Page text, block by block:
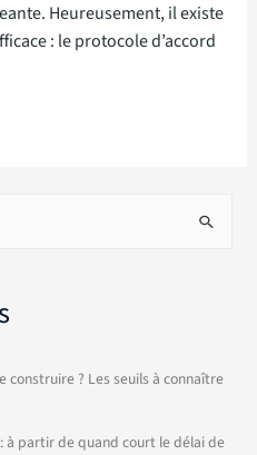
Heureusement, il existe
: le protocole d’accord
? Les seuils à connaître
à partir de quand court le délai de